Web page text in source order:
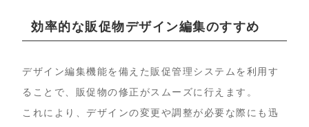
効率的な販促物デザイン編集のすすめ
デザイン編集機能を備えた販促管理システムを利用す
ることで、販促物の修正がスムーズに行えます。
これにより、デザインの変更や調整が必要な際にも迅